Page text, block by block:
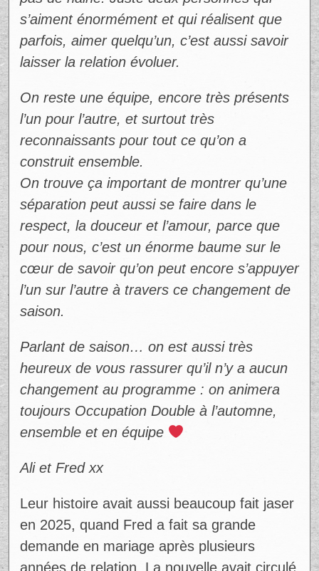
s’aiment énormément et qui réalisent que
parfois, aimer quelqu’un, c’est aussi savoir
laisser la relation évoluer.
On reste une équipe, encore très présents
l’un pour l’autre, et surtout très
reconnaissants pour tout ce qu’on a
construit ensemble.
On trouve ça important de montrer qu’une
séparation peut aussi se faire dans le
respect, la douceur et l’amour, parce que
pour nous, c’est un énorme baume sur le
cœur de savoir qu’on peut encore s’appuyer
l’un sur l’autre à travers ce changement de
saison.
Parlant de saison… on est aussi très
heureux de vous rassurer qu’il n’y a aucun
changement au programme : on animera
toujours Occupation Double à l’automne,
ensemble et en équipe
Ali et Fred xx
Leur histoire avait aussi beaucoup fait jaser
en 2025, quand Fred a fait sa grande
demande en mariage après plusieurs
années de relation. La nouvelle avait circulé